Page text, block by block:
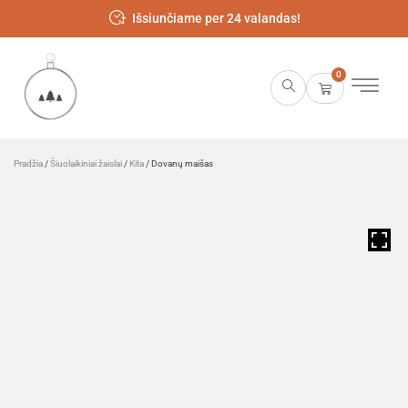
Išsiunčiame per 24 valandas!
0
Pradžia /Šiuolaikiniai žaislai / Kita / Dovanų maišas